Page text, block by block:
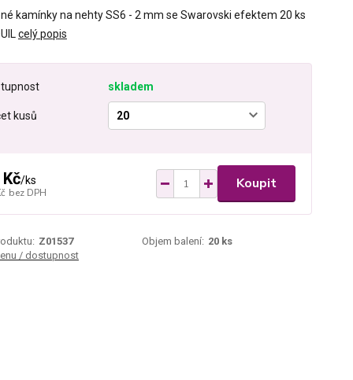
kamínky na nehty SS6 - 2 mm se Swarovski efektem 20 ks
celý popis
skladem
kusů
/ks
bez DPH
Koupit
Z01537 Objem balení: 20 ks
/ dostupnost